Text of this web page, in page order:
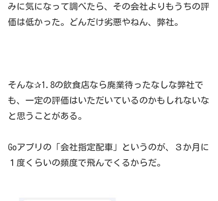
みに気になって調べたら、その会社よりもうちの評
価は低かった。どんだけ劣悪やねん、弊社。
そんな✰1.8の飲食店なら廃業待ったなしな弊社で
も、一定の評価はいただいているのかもしれないな
と思うことがある。
Goアプリの「会社指定配車」というのが、３か月に
１度くらいの頻度で飛んでくるからだ。